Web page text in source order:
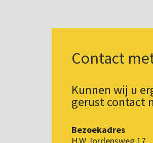
Contact
Kunnen wij u
gerust contact
Bezoekadres